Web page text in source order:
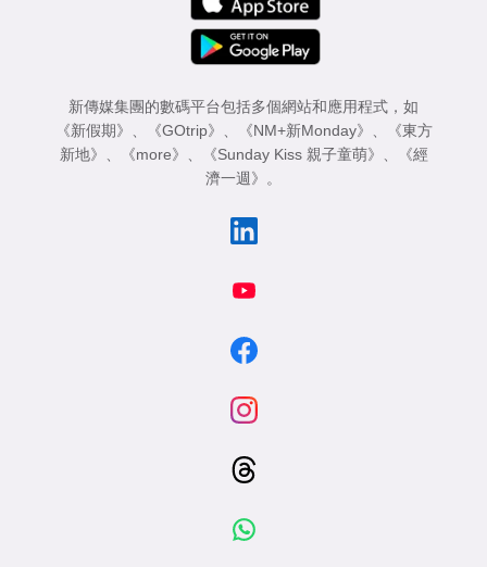
新傳媒集團的數碼平台包括多個網站和應用程式，如
《新假期》
《GOtrip》 《NM+新Monday》
《東方
新地》
《more》 《Sunday Kiss 親子童萌》
《經
濟一週》
。